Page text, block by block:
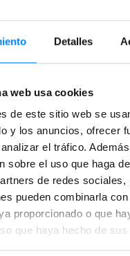
Detalles
web usa cookies
de este sitio web se
y los anuncios, ofrecer
el tráfico.
sobre el uso que haga
de redes sociales,
pueden combinarla
proporcionado o que
que haya hecho de
de Literatura en
de ´Luces de
la diáspora bajo el
Hablará sobre la
nostalgia, la
el euskera, entre otros
renovar los relatos que
características del ser
puede convertirse en